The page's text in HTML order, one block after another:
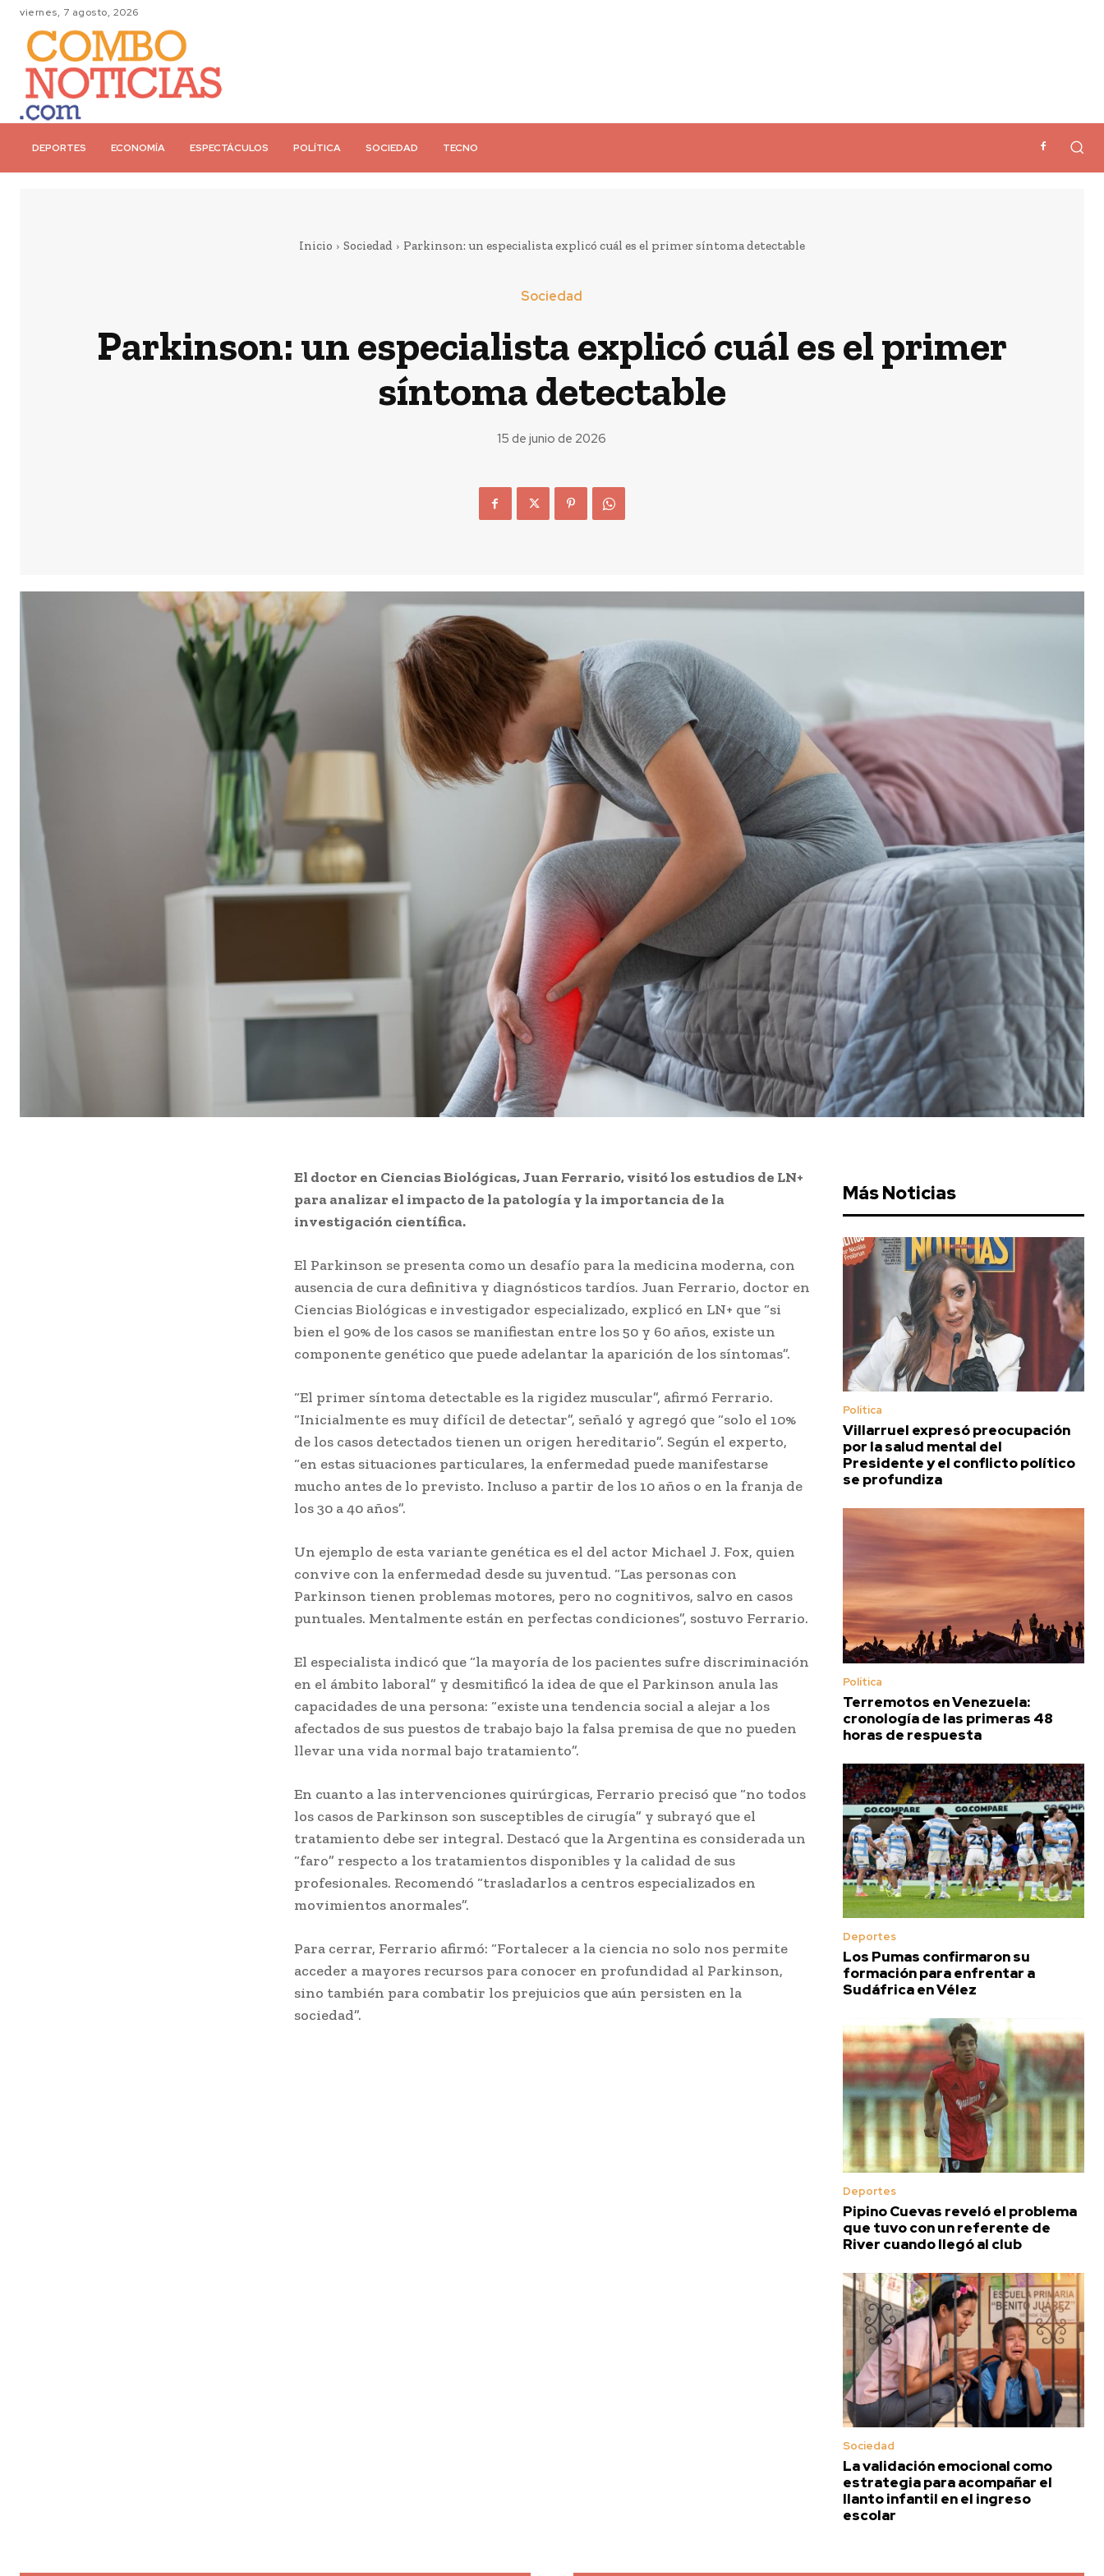
viernes, 7 agosto, 2026
DEPORTES ECONOMÍA ESPECTÁCULOS POLÍTICA SOCIEDAD TECNO
Inicio Sociedad Parkinson: un especialista explicó cuál es el primer síntoma detectable
Sociedad
Parkinson: un especialista explicó cuál es el primer
síntoma detectable
15 de junio de 2026
El doctor en Ciencias Biológicas, Juan Ferrario, visitó los estudios de LN+
para analizar el impacto de la patología y la importancia de la
investigación científica.
El Parkinson se presenta como un desafío para la medicina moderna, con
ausencia de cura definitiva y diagnósticos tardíos. Juan Ferrario, doctor en
Ciencias Biológicas e investigador especializado, explicó en LN+ que “si
bien el 90% de los casos se manifiestan entre los 50 y 60 años, existe un
componente genético que puede adelantar la aparición de los síntomas”.
“El primer síntoma detectable es la rigidez muscular”, afirmó Ferrario.
“Inicialmente es muy difícil de detectar”, señaló y agregó que “solo el 10%
de los casos detectados tienen un origen hereditario”. Según el experto,
“en estas situaciones particulares, la enfermedad puede manifestarse
mucho antes de lo previsto. Incluso a partir de los 10 años o en la franja de
los 30 a 40 años”.
Un ejemplo de esta variante genética es el del actor Michael J. Fox, quien
convive con la enfermedad desde su juventud. “Las personas con
Parkinson tienen problemas motores, pero no cognitivos, salvo en casos
puntuales. Mentalmente están en perfectas condiciones”, sostuvo Ferrario.
El especialista indicó que “la mayoría de los pacientes sufre discriminación
en el ámbito laboral” y desmitificó la idea de que el Parkinson anula las
capacidades de una persona: “existe una tendencia social a alejar a los
afectados de sus puestos de trabajo bajo la falsa premisa de que no pueden
llevar una vida normal bajo tratamiento”.
En cuanto a las intervenciones quirúrgicas, Ferrario precisó que “no todos
los casos de Parkinson son susceptibles de cirugía” y subrayó que el
tratamiento debe ser integral. Destacó que la Argentina es considerada un
“faro” respecto a los tratamientos disponibles y la calidad de sus
profesionales. Recomendó “trasladarlos a centros especializados en
movimientos anormales”.
Para cerrar, Ferrario afirmó: “Fortalecer a la ciencia no solo nos permite
acceder a mayores recursos para conocer en profundidad al Parkinson,
sino también para combatir los prejuicios que aún persisten en la
sociedad”.
Más Noticias
Política
Villarruel expresó preocupación
por la salud mental del
Presidente y el conflicto político
se profundiza
Política
Terremotos en Venezuela:
cronología de las primeras 48
horas de respuesta
Deportes
Los Pumas confirmaron su
formación para enfrentar a
Sudáfrica en Vélez
Deportes
Pipino Cuevas reveló el problema
que tuvo con un referente de
River cuando llegó al club
Sociedad
La validación emocional como
estrategia para acompañar el
llanto infantil en el ingreso
escolar